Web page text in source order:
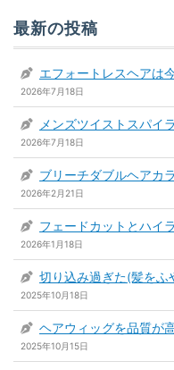
最新の投稿
エフォートレスヘアは
2026年7月18日
メンズツイストスパイ
2026年7月18日
ブリーチダブルヘアカ
2026年2月21日
フェードカットとハイ
2026年1月18日
切り込み過ぎた(髪をふ
2025年10月18日
ヘアウィッグを品質が
2025年10月15日